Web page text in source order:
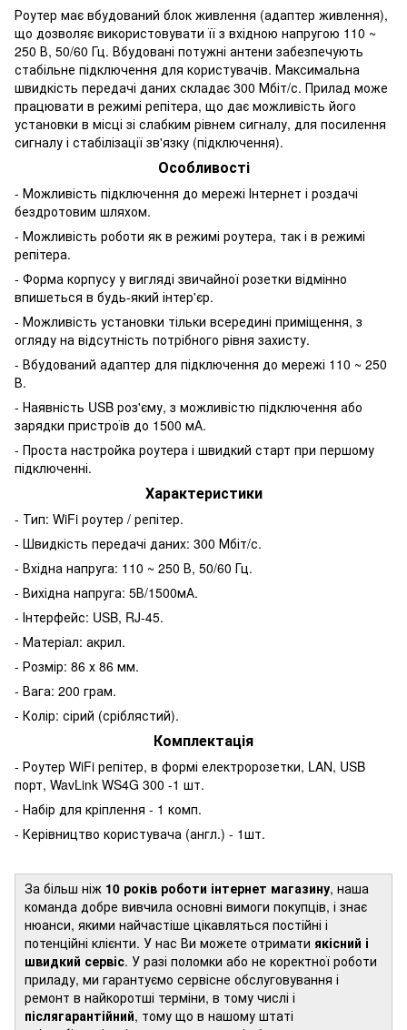
Роутер має вбудований блок живлення (адаптер живлення),
що дозволяє використовувати її з вхідною напругою 110 ~
250 В, 50/60 Гц. Вбудовані потужні антени забезпечують
стабільне підключення для користувачів. Максимальна
швидкість передачі даних складає 300 Мбіт/с. Прилад може
працювати в режимі репітера, що дає можливість його
установки в місці зі слабким рівнем сигналу, для посилення
сигналу і стабілізації зв'язку (підключення).
Особливості
- Можливість підключення до мережі Інтернет і роздачі
бездротовим шляхом.
- Можливість роботи як в режимі роутера, так і в режимі
репітера.
- Форма корпусу у вигляді звичайної розетки відмінно
впишеться в будь-який інтер'єр.
- Можливість установки тільки всередині приміщення, з
огляду на відсутність потрібного рівня захисту.
- Вбудований адаптер для підключення до мережі 110 ~ 250
В.
- Наявність USB роз'єму, з можливістю підключення або
зарядки пристроїв до 1500 мА.
- Проста настройка роутера і швидкий старт при першому
підключенні.
Характеристики
- Тип: WiFi роутер / репітер.
- Швидкість передачі даних: 300 Мбіт/с.
- Вхідна напруга: 110 ~ 250 В, 50/60 Гц.
- Вихідна напруга: 5В/1500мА.
- Інтерфейс: USB, RJ-45.
- Матеріал: акрил.
- Розмір: 86 х 86 мм.
- Вага: 200 грам.
- Колір: сірий (сріблястий).
Комплектація
- Роутер WiFi репітер, в формі електророзетки, LAN, USB
порт, WavLink WS4G 300 -1 шт.
- Набір для кріплення - 1 комп.
- Керівництво користувача (англ.) - 1шт.
За більш ніж 10 років роботи інтернет магазину, наша
команда добре вивчила основні вимоги покупців, і знає
нюанси, якими найчастіше цікавляться постійні і
потенційні клієнти. У нас Ви можете отримати якісний і
швидкий сервіс. У разі поломки або не коректної роботи
приладу, ми гарантуємо сервісне обслуговування і
ремонт в найкоротші терміни, в тому числі і
післягарантійний, тому що в нашому штаті